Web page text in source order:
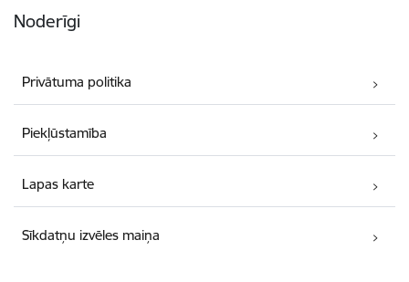
Noderīgi
Privātuma politika
Piekļūstamība
Lapas karte
Sīkdatņu izvēles maiņa